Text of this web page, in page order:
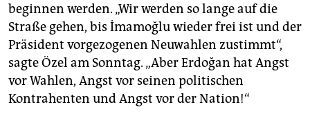
beginnen werden. „Wir werden so lange auf die
Straße gehen, bis İmamoğlu wieder frei ist und der
Präsident vorgezogenen Neuwahlen zustimmt“,
sagte Özel am Sonntag. „Aber Erdoğan hat Angst
vor Wahlen, Angst vor seinen politischen
Kontrahenten und Angst vor der Nation!“